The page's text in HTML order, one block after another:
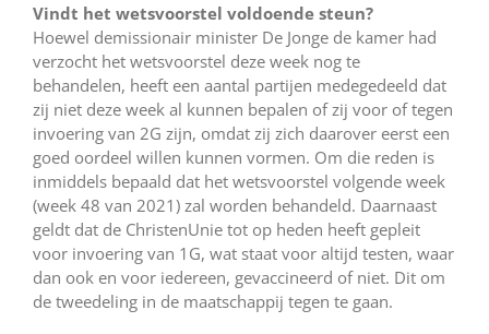
Vindt het wetsvoorstel voldoende steun?
Hoewel demissionair minister De Jonge de kamer had
verzocht het wetsvoorstel deze week nog te
behandelen, heeft een aantal partijen medegedeeld dat
zij niet deze week al kunnen bepalen of zij voor of tegen
invoering van 2G zijn, omdat zij zich daarover eerst een
goed oordeel willen kunnen vormen. Om die reden is
inmiddels bepaald dat het wetsvoorstel volgende week
(week 48 van 2021) zal worden behandeld. Daarnaast
geldt dat de ChristenUnie tot op heden heeft gepleit
voor invoering van 1G, wat staat voor altijd testen, waar
dan ook en voor iedereen, gevaccineerd of niet. Dit om
de tweedeling in de maatschappij tegen te gaan.